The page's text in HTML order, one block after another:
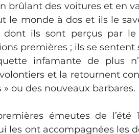
brûlant des voitures et en
le monde à dos et ils le
dont ils sont perçus par
premières ; ils se
infamante de plus
et la retournent
» ou des nouveaux barbares.
émeutes de
les ont accompagnées les